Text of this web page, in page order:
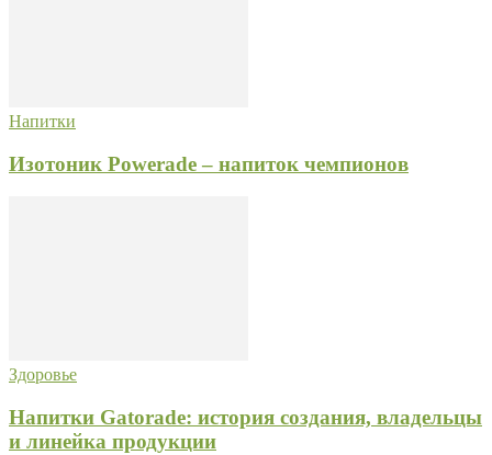
Напитки
Изотоник Powerade – напиток чемпионов
Здоровье
Напитки Gatorade: история создания, владельцы
и линейка продукции